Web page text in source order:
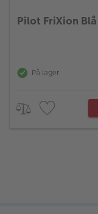
Pilot FriXion Blå
På lager